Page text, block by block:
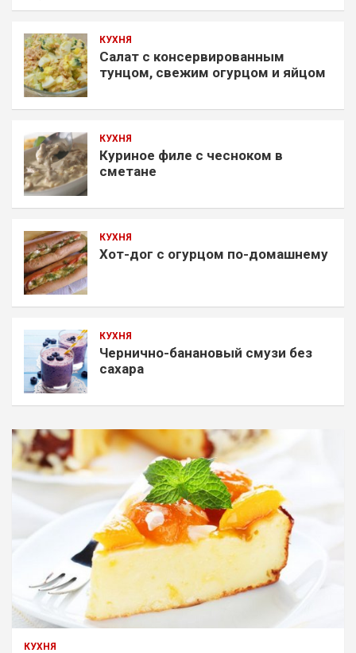
КУХНЯ
Салат с консервированным
тунцом, свежим огурцом и яйцом
КУХНЯ
Куриное филе с чесноком в
сметане
КУХНЯ
Хот-дог с огурцом по-домашнему
КУХНЯ
Чернично-банановый смузи без
сахара
КУХНЯ